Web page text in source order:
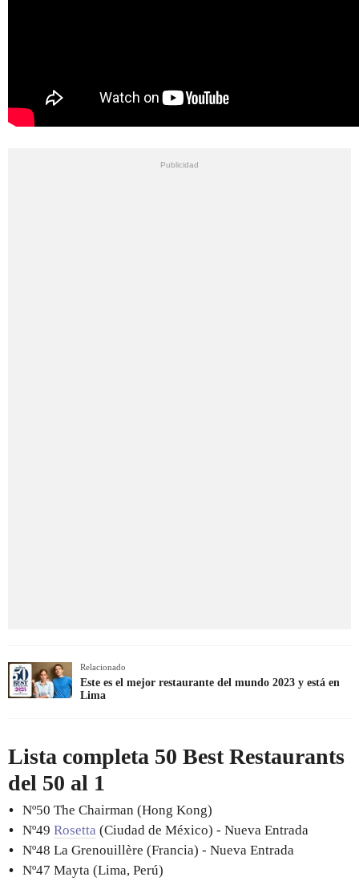
Relacionado
Este es el mejor restaurante del mundo 2023 y está en
Lima
Lista completa 50 Best Restaurants
del 50 al 1
Nº50 The Chairman (Hong Kong)
Nº49 Rosetta (Ciudad de México) - Nueva Entrada
Nº48 La Grenouillère (Francia) - Nueva Entrada
Nº47 Mayta (Lima, Perú)